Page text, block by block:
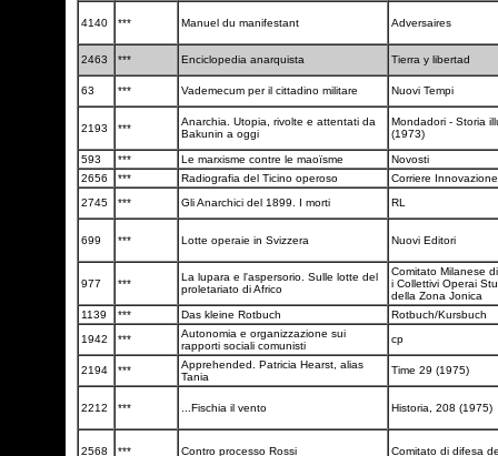
4140 *** Manuel du manifestant Adversaires
2463 *** Enciclopedia anarquista Tierra y libertad
63 *** Vademecum per il cittadino militare Nuovi Tempi
2193 ***
Anarchia. Utopia, rivolte e attentati da
Bakunin a oggi
Mondadori - Storia
(1973)
593 *** Le marxisme contre le maoïsme
Novosti
2656
*** Radiografia del Ticino operoso
Corriere
2745
*** Gli Anarchici del 1899. I morti RL
699 *** Lotte operaie in Svizzera Nuovi Editori
977 ***
La lupara e l'aspersorio. Sulle lotte del
proletariato di Africo
Comitato Milanese
i Collettivi Operai
della Zona Jonica
1139
*** Das kleine Rotbuch
Rotbuch/Kursbuch
1942
***
Autonomia e organizzazione sui
rapporti sociali comunisti
cp
2194 ***
Apprehended. Patricia Hearst, alias
Tania
Time 29 (1975)
2212 *** ...Fischia il vento Historia, 208 (1975)
2568 *** Contro processo Rossi Comitato di difesa